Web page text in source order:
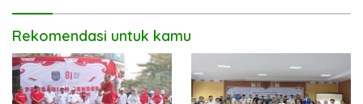
Rekomendasi untuk kamu